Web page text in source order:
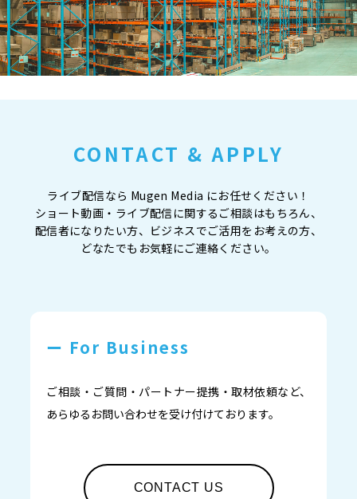
CONTACT & APPLY
ライブ配信なら Mugen Media にお任せください！
ショート動画・ライブ配信に関するご相談はもちろん、
配信者になりたい方、ビジネスでご活用をお考えの方、
どなたでもお気軽にご連絡ください。
ー For Business
ご相談・ご質問・パートナー提携・取材依頼など、
あらゆるお問い合わせを受け付けております。
CONTACT US